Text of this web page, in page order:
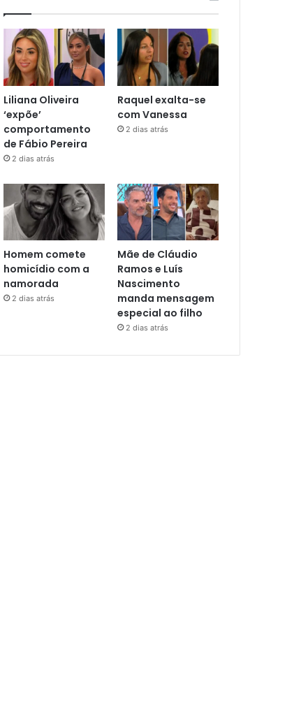
Liliana Oliveira
‘expõe’
comportamento
de Fábio Pereira
2 dias atrás
Raquel exalta-se
com Vanessa
2 dias atrás
Homem comete
homicídio com a
namorada
2 dias atrás
Mãe de Cláudio
Ramos e Luís
Nascimento
manda mensagem
especial ao filho
2 dias atrás